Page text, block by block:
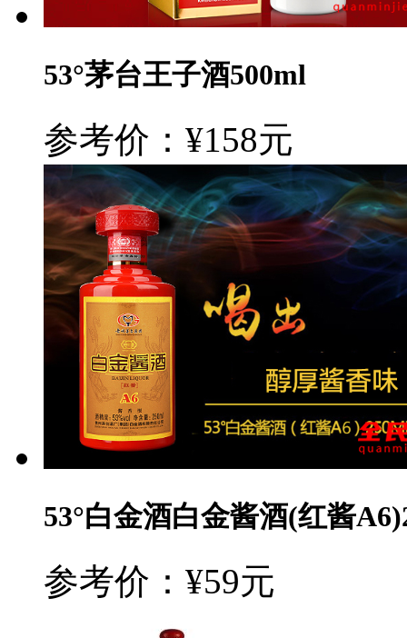
53°茅台王子酒500ml
参考价：¥158元
53°白金酒白金酱酒(红酱
参考价：¥59元